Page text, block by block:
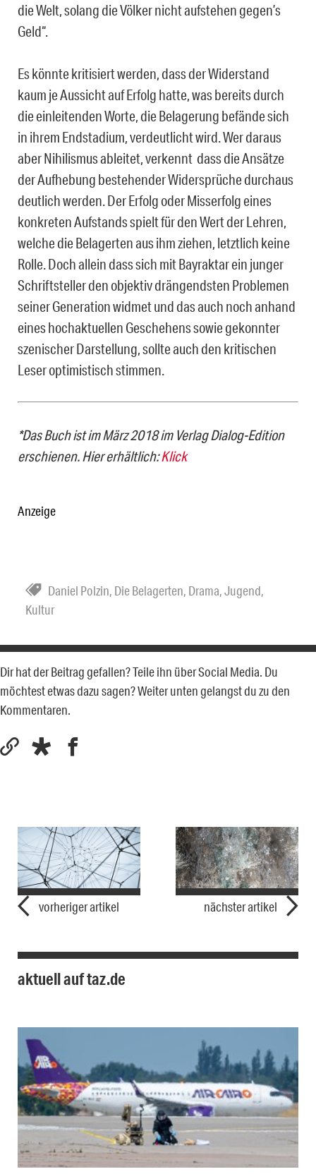
die Welt, solang die Völker nicht aufstehen gegen’s
Geld“.
Es könnte kritisiert werden, dass der Widerstand
kaum je Aussicht auf Erfolg hatte, was bereits durch
die einleitenden Worte, die Belagerung befände sich
in ihrem Endstadium, verdeutlicht wird. Wer daraus
aber Nihilismus ableitet, verkennt dass die Ansätze
der Aufhebung bestehender Widersprüche durchaus
deutlich werden. Der Erfolg oder Misserfolg eines
konkreten Aufstands spielt für den Wert der Lehren,
welche die Belagerten aus ihm ziehen, letztlich keine
Rolle. Doch allein dass sich mit Bayraktar ein junger
Schriftsteller den objektiv drängendsten Problemen
seiner Generation widmet und das auch noch anhand
eines hochaktuellen Geschehens sowie gekonnter
szenischer Darstellung, sollte auch den kritischen
Leser optimistisch stimmen.
*Das Buch ist im März 2018 im Verlag Dialog-Edition
erschienen. Hier erhältlich:Klick
Anzeige
Daniel Polzin, Die Belagerten, Drama,Jugend,
Kultur
Dir hat der Beitrag gefallen? Teile ihn über Social Media. Du
möchtest etwas dazu sagen? Weiter unten gelangst du zu den
Kommentaren.
vorheriger artikel nächster artikel
aktuell auf taz.de